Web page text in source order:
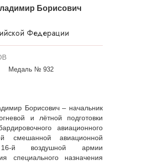
Борисович
Федерации
Медаль № 932
Борисович – начальник
и лётной подготовки
авиационного
смешанной авиационной
й воздушной армии
специального назначения